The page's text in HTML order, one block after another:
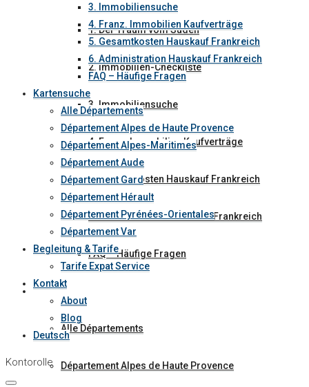
1. Der Traum vom Süden
2. Immobilien-Checkliste
3. Immobiliensuche
4. Franz. Immobilien Kaufverträge
5. Gesamtkosten Hauskauf Frankreich
6. Administration Hauskauf Frankreich
FAQ – Häufige Fragen
Kartensuche
Alle Départements
Département Alpes de Haute Provence
3. Immobiliensuche
4. Franz. Immobilien Kaufverträge
5. Gesamtkosten Hauskauf Frankreich
6. Administration Hauskauf Frankreich
FAQ – Häufige Fragen
Kartensuche
Alle Départements
Département Alpes de Haute Provence
Département Alpes-Maritimes
Département Aude
Département Gard
Département Hérault
Département Pyrénées-Orientales
Département Var
Begleitung & Tarife
Tarife Expat Service
Kontakt
About
Blog
Deutsch
Kontorolle